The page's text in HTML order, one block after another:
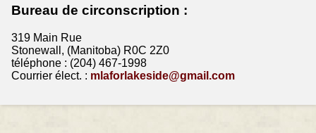
Bureau de circonscription :
319 Main Rue
Stonewall, (Manitoba) R0C 2Z0
téléphone : (204) 467-1998
Courrier élect. : mlaforlakeside@gmail.com